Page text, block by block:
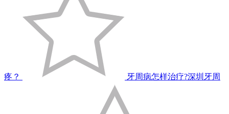
疼？ 牙周病怎样治疗?深圳牙周